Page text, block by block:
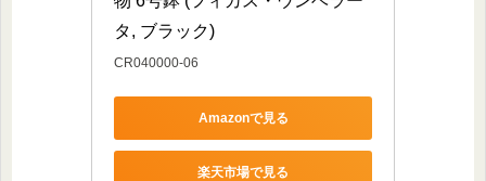
タ, ブラック)
CR040000-06
Amazonで見る
楽天市場で見る